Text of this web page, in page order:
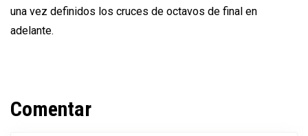
una vez definidos los cruces de octavos de final en
adelante.
Comentar